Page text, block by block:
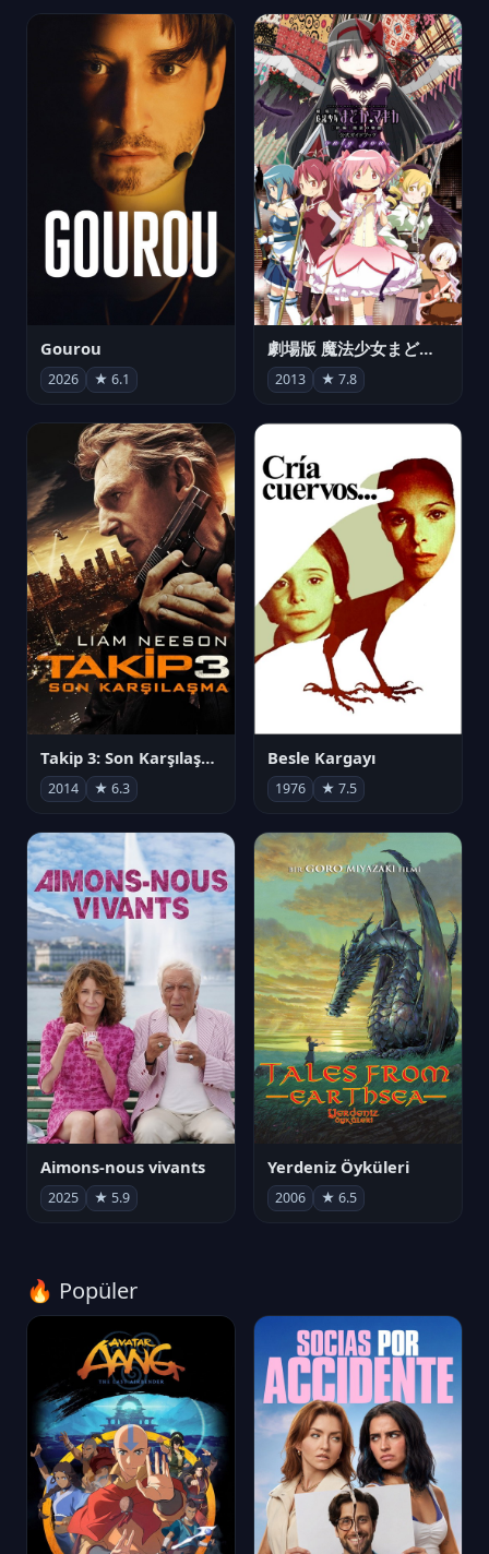
Gourou
2026 ★ 6.1
劇場版 魔法少女まどか☆マギカ[新編]叛逆の物語
2013 ★ 7.8
Takip 3: Son Karşılaşma
2014 ★ 6.3
Besle Kargayı
1976 ★ 7.5
Aimons-nous vivants
2025 ★ 5.9
Yerdeniz Öyküleri
2006 ★ 6.5
🔥 Popüler